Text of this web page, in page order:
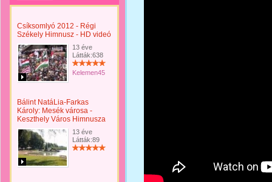
Csíksomlyó 2012 - Régi
Székely Himnusz - HD videó
13 éve
Látták:638
Kelemen45
Bálint NatáLia-Farkas
Károly: Mesék városa -
Keszthely Város Himnusza
13 éve
Látták:89